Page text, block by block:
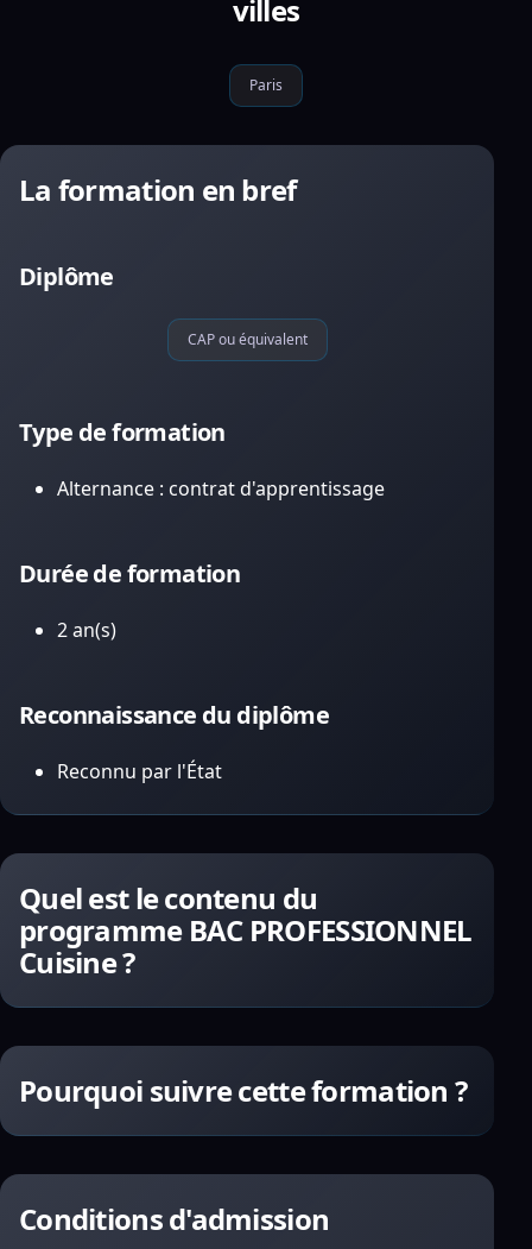
villes
Paris
La formation en bref
Diplôme
CAP ou équivalent
Type de formation
Alternance : contrat d'apprentissage
Durée de formation
2 an(s)
Reconnaissance du diplôme
Reconnu par l'État
Quel est le contenu du
programme BAC PROFESSIONNEL
Cuisine ?
Pourquoi suivre cette formation ?
Conditions d'admission